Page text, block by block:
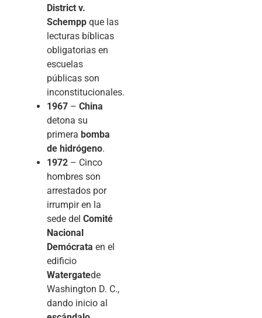
District v.
Schempp que las
lecturas bíblicas
obligatorias en
escuelas
públicas son
inconstitucionales.
1967 – China
detona su
primera bomba
de hidrógeno.
1972 – Cinco
hombres son
arrestados por
irrumpir en la
sede del Comité
Nacional
Demócrata en el
edificio
Watergatede
Washington D. C.,
dando inicio al